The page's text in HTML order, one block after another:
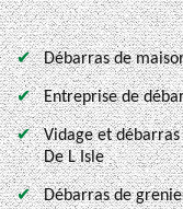
Débarras de
Entreprise de
Vidage et
De L Isle
Débarras de